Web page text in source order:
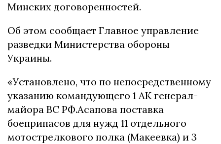
Минских договоренностей.
Об этом сообщает Главное управление
разведки Министерства обороны
Украины.
«Установлено, что по непосредственному
указанию командующего 1 АК генерал-
майора ВС РФ.Асапова поставка
боеприпасов для нужд 11 отдельного
мотострелкового полка (Макеевка) и 3